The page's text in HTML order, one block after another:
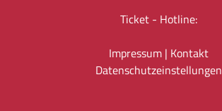
Ticket - Hotline:
Impressum| Kontakt
Datenschutz­einstellungen